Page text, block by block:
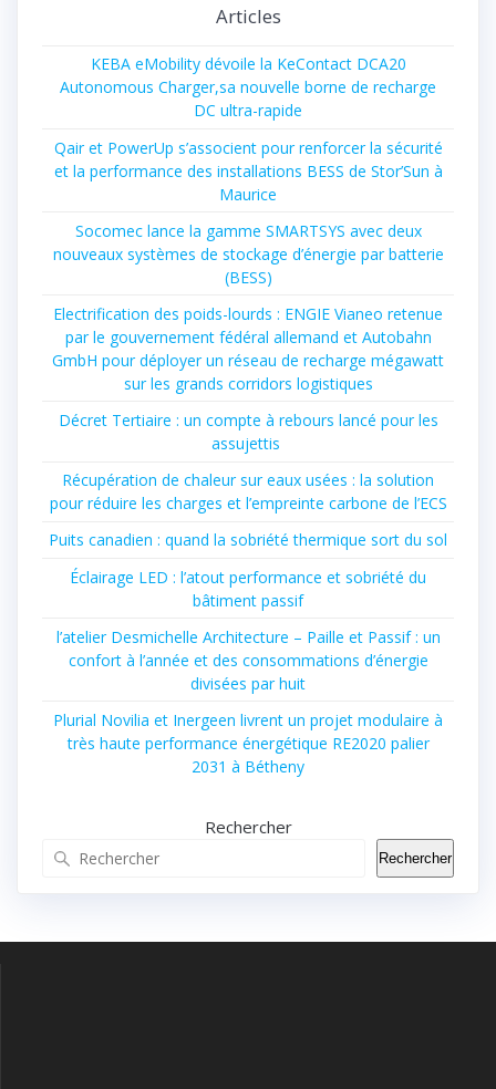
Articles
KEBA eMobility dévoile la KeContact DCA20
Autonomous Charger,sa nouvelle borne de recharge
DC ultra-rapide
Qair et PowerUp s’associent pour renforcer la sécurité
et la performance des installations BESS de Stor’Sun à
Maurice
Socomec lance la gamme SMARTSYS avec deux
nouveaux systèmes de stockage d’énergie par batterie
(BESS)
Electrification des poids-lourds : ENGIE Vianeo retenue
par le gouvernement fédéral allemand et Autobahn
GmbH pour déployer un réseau de recharge mégawatt
sur les grands corridors logistiques
Décret Tertiaire : un compte à rebours lancé pour les
assujettis
Récupération de chaleur sur eaux usées : la solution
pour réduire les charges et l’empreinte carbone de l’ECS
Puits canadien : quand la sobriété thermique sort du sol
Éclairage LED : l’atout performance et sobriété du
bâtiment passif
l’atelier Desmichelle Architecture – Paille et Passif : un
confort à l’année et des consommations d’énergie
divisées par huit
Plurial Novilia et Inergeen livrent un projet modulaire à
très haute performance énergétique RE2020 palier
2031 à Bétheny
Rechercher
Rechercher